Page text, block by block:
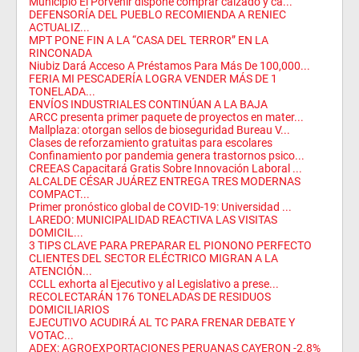
DEFENSORÍA DEL PUEBLO RECOMIENDA A RENIEC
ACTUALIZ...
MPT PONE FIN A LA “CASA DEL TERROR” EN LA
RINCONADA
Niubiz Dará Acceso A Préstamos Para Más De 100,000...
FERIA MI PESCADERÍA LOGRA VENDER MÁS DE 1
TONELADA...
ENVÍOS INDUSTRIALES CONTINÚAN A LA BAJA
ARCC presenta primer paquete de proyectos en mater...
Mallplaza: otorgan sellos de bioseguridad Bureau V...
Clases de reforzamiento gratuitas para escolares
Confinamiento por pandemia genera trastornos psico...
CREEAS Capacitará Gratis Sobre Innovación Laboral ...
ALCALDE CÉSAR JUÁREZ ENTREGA TRES MODERNAS
COMPACT...
Primer pronóstico global de COVID-19: Universidad ...
LAREDO: MUNICIPALIDAD REACTIVA LAS VISITAS
DOMICIL...
3 TIPS CLAVE PARA PREPARAR EL PIONONO PERFECTO
CLIENTES DEL SECTOR ELÉCTRICO MIGRAN A LA
ATENCIÓN...
CCLL exhorta al Ejecutivo y al Legislativo a prese...
RECOLECTARÁN 176 TONELADAS DE RESIDUOS
DOMICILIARIOS
EJECUTIVO ACUDIRÁ AL TC PARA FRENAR DEBATE Y
VOTAC...
ADEX: AGROEXPORTACIONES PERUANAS CAYERON -2.8%